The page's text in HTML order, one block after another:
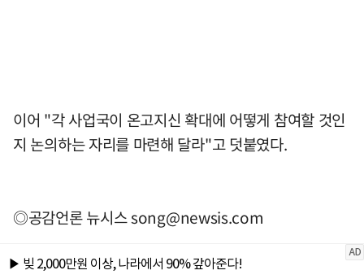
이어 "각 사업국이 온고지신 확대에 어떻게 참여할 것인
지 논의하는 자리를 마련해 달라"고 덧붙였다.
◎공감언론 뉴시스song@newsis.com